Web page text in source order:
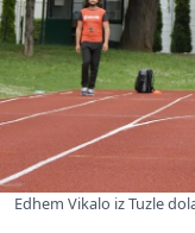
Edhem Vikalo iz Tuzle